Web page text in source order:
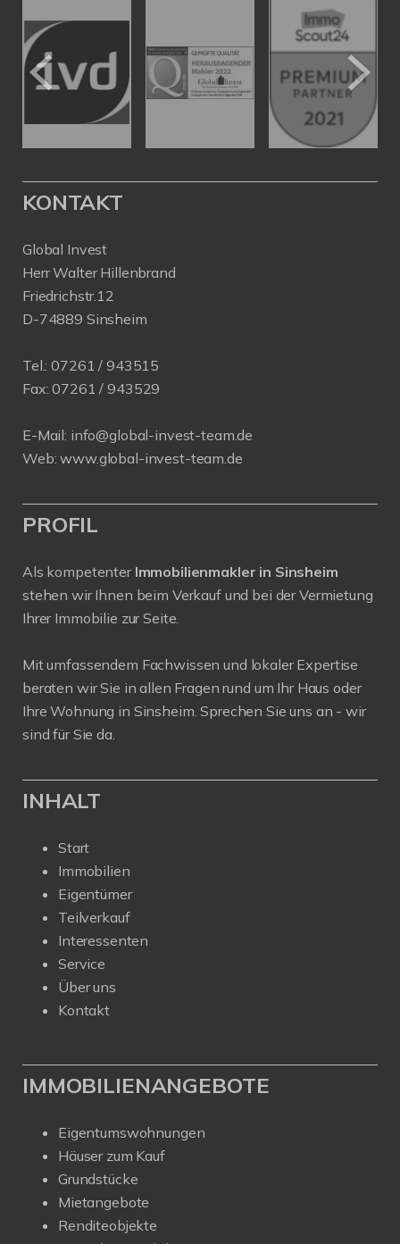
KONTAKT
Global Invest
Herr Walter Hillenbrand
Friedrichstr.12
D-74889 Sinsheim
Tel.:07261 / 943515
Fax: 07261 / 943529
E-Mail: info@global-invest-team.de
Web:www.global-invest-team.de
PROFIL
Als kompetenter Immobilienmakler in Sinsheim
stehen wir Ihnen beim Verkauf und bei der Vermietung
Ihrer Immobilie zur Seite.
Mit umfassendem Fachwissen und lokaler Expertise
beraten wir Sie in allen Fragen rund um Ihr Haus oder
Ihre Wohnung in Sinsheim. Sprechen Sie uns an - wir
sind für Sie da.
INHALT
Start
Immobilien
Eigentümer
Teilverkauf
Interessenten
Service
Über uns
Kontakt
IMMOBILIENANGEBOTE
Eigentumswohnungen
Häuser zum Kauf
Grundstücke
Mietangebote
Renditeobjekte